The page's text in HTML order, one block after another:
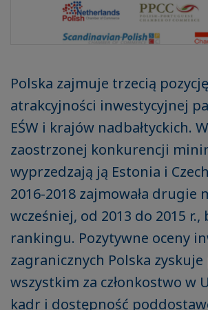
Polska zajmuje trzecią
atrakcyjności inwestycyjnej
EŚW i krajów nadbałtyckich.
zaostrzonej konkurencji
wyprzedzają ją Estonia i
2016-2018 zajmowała drugie
wcześniej, od 2013 do 2015 r.,
rankingu. Pozytywne oceny
zagranicznych Polska zyskuje
wszystkim za członkostwo w
kadr i dostępność